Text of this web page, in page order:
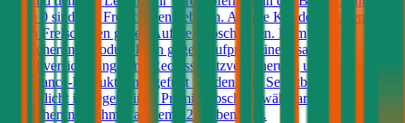
Stufe 0 sind, ein Freischaden geboten. Andere Kunden können
einen Freischaden gegen Aufpreis abschließen. Dem
Versicherungsprodukt kann gegen Aufpreis eine Insassen-
Unfallversicherung, eine Rechtsschutzversicherung und/oder ein
Assistance-Produkt hinzugefügt werden. Ein Selbstbehalt in der
Haftpflicht ist gegen einen Prämienabschlag wählbar für
Versicherungsnehmer ab dem 22. Lebensjahr.